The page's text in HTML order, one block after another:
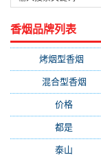
香烟品牌列表
烤烟型香烟
混合型香烟
价格
都是
泰山